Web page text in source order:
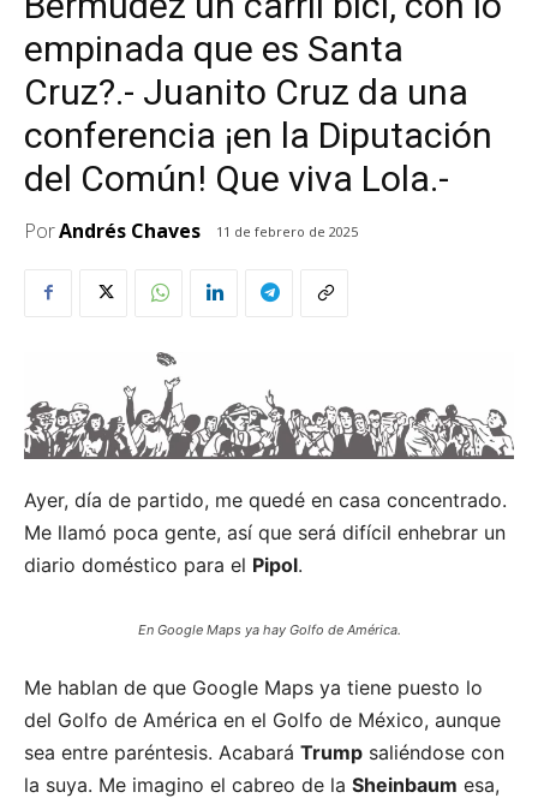
empinada que es Santa
Cruz?.- Juanito Cruz da una
conferencia ¡en la Diputación
del Común! Que viva Lola.-
PorAndrés Chaves 11 de febrero de 2025
Ayer, día de partido, me quedé en casa concentrado.
Me llamó poca gente, así que será difícil enhebrar un
diario doméstico para el Pipol.
En Google Maps ya hay Golfo de América.
Me hablan de que Google Maps ya tiene puesto lo
del Golfo de América en el Golfo de México, aunque
sea entre paréntesis. Acabará Trump saliéndose con
la suya. Me imagino el cabreo de la Sheinbaum esa,